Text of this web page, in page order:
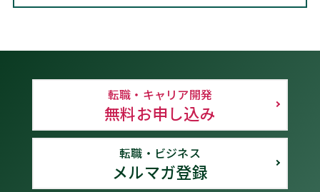
転職・キャリア開発
無料お申し込み
転職・ビジネス
メルマガ登録